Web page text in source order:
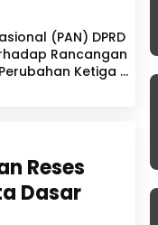
(PAN) DPRD
Rancangan
Ketiga ...
Reses
Dasar